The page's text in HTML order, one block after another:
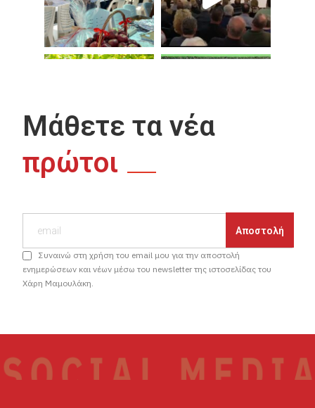
Μάθετε τα νέα
πρώτοι
Συναινώ στη χρήση του email μου για την αποστολή
ενημερώσεων και νέων μέσω του newsletter της ιστοσελίδας του
Χάρη Μαμουλάκη.